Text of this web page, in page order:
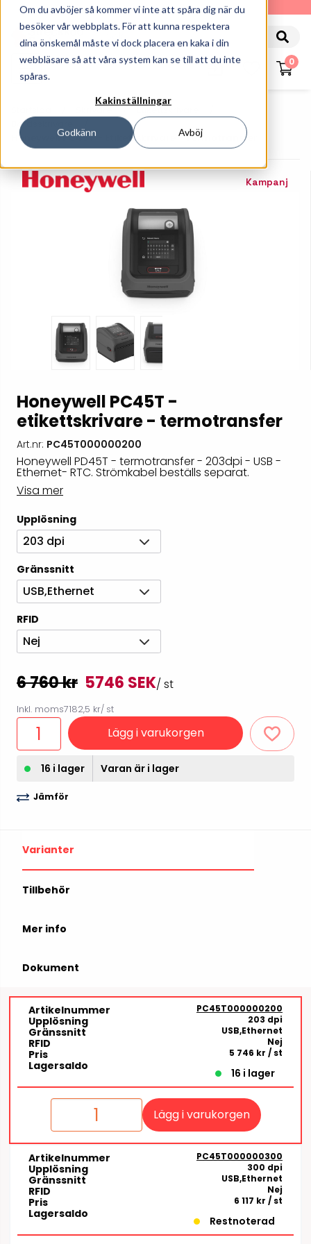
Om du avböjer så kommer vi inte att spåra dig när du
besöker vår webbplats. För att kunna respektera
dina önskemål måste vi dock placera en kaka i din
webbläsare så att våra system kan se till att du inte
spåras.
Kakinställningar
Godkänn Avböj
010-162 61 90
0
Skrivare
Etikettskrivare
Bordsskrivare
Honeywell PC45T - Etikettskrivare - Termotransfer
Kampanj
Honeywell PC45T -
etikettskrivare - termotransfer
Art.nr: PC45T000000200
Honeywell PD45T - termotransfer - 203dpi - USB -
Ethernet- RTC. Strömkabel beställs separat.
Visa mer
Upplösning
203 dpi
Gränssnitt
USB,Ethernet
RFID
Nej
6 760 kr 5746 SEK/ st
Inkl. moms7182,5 kr/ st
Lägg i varukorgen
16 i lager Varan är i lager
Jämför
Varianter
Tillbehör
Mer info
Dokument
Artikelnummer PC45T000000200
Upplösning 203 dpi
Gränssnitt USB,Ethernet
RFID Nej
Pris 5 746 kr / st
Lagersaldo
16 i lager
Lägg i varukorgen
Artikelnummer PC45T000000300
Upplösning 300 dpi
Gränssnitt USB,Ethernet
RFID Nej
Pris 6 117 kr / st
Lagersaldo
Restnoterad